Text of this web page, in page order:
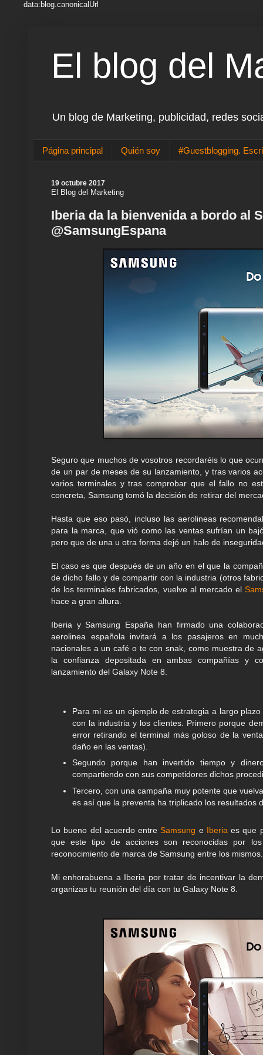
data:blog.canonicalUrl
El blog del
Un blog de Marketing, publicidad, redes
Página principal Quién soy #Guestblogging.
19 octubre 2017
El Blog del Marketing
Iberia da la bienvenida a bordo al
@SamsungEspana
Seguro que muchos de vosotros recordaréis lo que
de un par de meses de su lanzamiento, y tras varios
varios terminales y tras comprobar que el fallo no
concreta, Samsung tomó la decisión de retirar del
Hasta que eso pasó, incluso las aerolineas
para la marca, que vió como las ventas sufrían un
pero que de una u otra forma dejó un halo de
El caso es que después de un año en el que la
de dicho fallo y de compartir con la industria (otros
de los terminales fabricados, vuelve al mercado el
hace a gran altura.
Iberia y Samsung España han firmado una
aerolinea española invitará a los pasajeros en
nacionales a un café o te con snak, como muestra de
la confianza depositada en ambas compañías y
lanzamiento del Galaxy Note 8.
Para mi es un ejemplo de estrategia a largo
con la industria y los clientes. Primero porque
error retirando el terminal más goloso de la
daño en las ventas).
Segundo porque han invertido tiempo y
compartiendo con sus competidores dichos
Tercero, con una campaña muy potente que
es así que la preventa ha triplicado los resultados
Lo bueno del acuerdo entreSamsung e Iberia es que
que este tipo de acciones son reconocidas por
reconocimiento de marca de Samsung entre los mismos.
Mi enhorabuena a Iberia por tratar de incentivar la
organizas tu reunión del día con tu Galaxy Note 8.